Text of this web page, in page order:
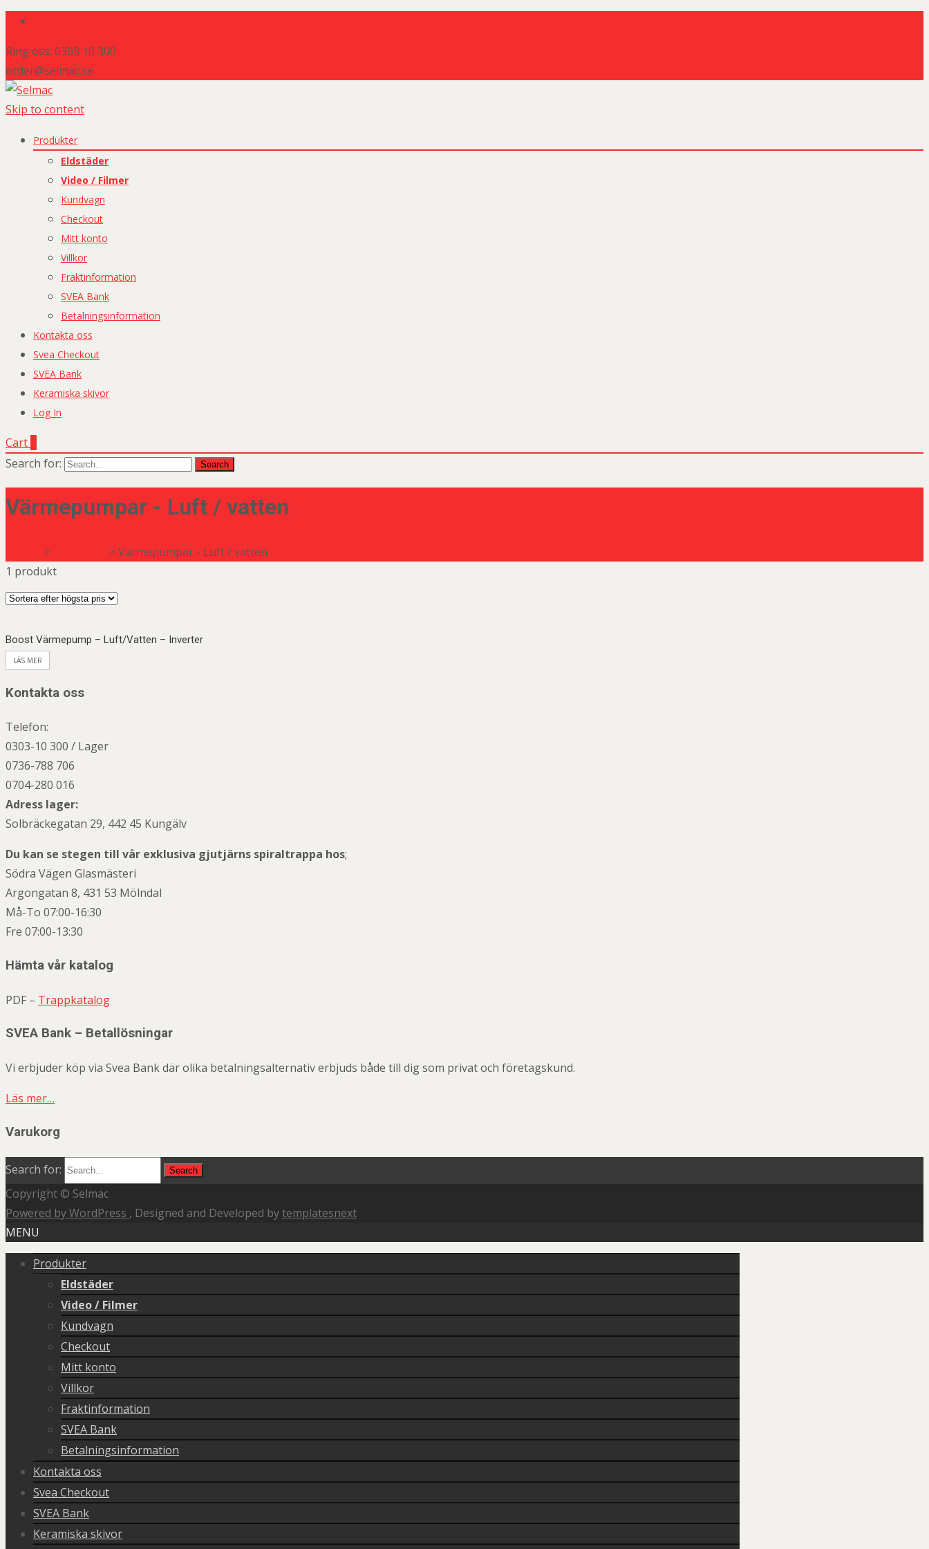
Ring oss: 0303 10 300
order@selmac.se
Skip to content
Produkter
Eldstäder
Video / Filmer
Kundvagn
Checkout
Mitt konto
Villkor
Fraktinformation
SVEA Bank
Betalningsinformation
Kontakta oss
Svea Checkout
SVEA Bank
Keramiska skivor
Log In
Cart
Search for:
Värmepumpar - Luft / vatten
> >Värmepumpar - Luft / vatten
1 produkt
Boost Värmepump – Luft/Vatten – Inverter
LÄS MER
Kontakta oss
Telefon:
0303-10 300 / Lager
0736-788 706
0704-280 016
Adress lager:
Solbräckegatan 29, 442 45 Kungälv
Du kan se stegen till vår exklusiva gjutjärns spiraltrappa hos;
Södra Vägen Glasmästeri
Argongatan 8, 431 53 Mölndal
Må-To 07:00-16:30
Fre 07:00-13:30
Hämta vår katalog
PDF – Trappkatalog
SVEA Bank – Betallösningar
Vi erbjuder köp via Svea Bank där olika betalningsalternativ erbjuds både till dig som privat och företagskund.
Läs mer…
Varukorg
Search for:
Copyright © Selmac
Powered by WordPress , Designed and Developed bytemplatesnext
MENU
Produkter
Eldstäder
Video / Filmer
Kundvagn
Checkout
Mitt konto
Villkor
Fraktinformation
SVEA Bank
Betalningsinformation
Kontakta oss
Svea Checkout
SVEA Bank
Keramiska skivor